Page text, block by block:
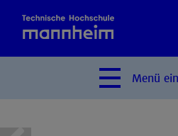
Menü
Link zum Shop-